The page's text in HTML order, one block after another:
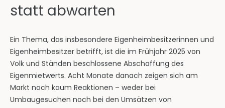
statt abwarten
Ein Thema, das insbesondere Eigenheimbesitzerinnen und
Eigenheimbesitzer betrifft, ist die im Frühjahr 2025 von
Volk und Ständen beschlossene Abschaffung des
Eigenmietwerts. Acht Monate danach zeigen sich am
Markt noch kaum Reaktionen – weder bei
Umbaugesuchen noch bei den Umsätzen von